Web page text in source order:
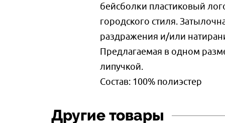
бейсболки пластиковый
городского стиля.
раздражения и/или
Предлагаемая в одном
липучкой.
Состав: 100% полиэстер
Другие товары